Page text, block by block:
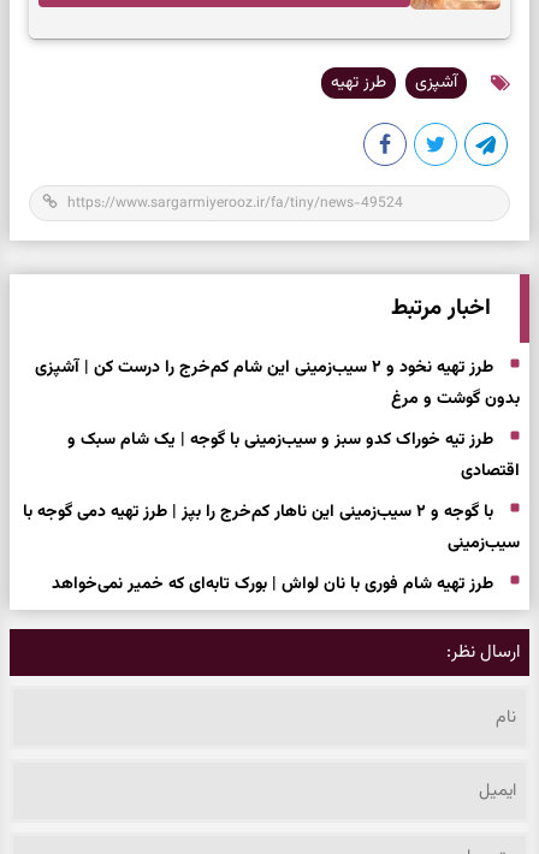
آشپزی طرز تهیه
اخبار مرتبط
طرز تهیه نخود و ۲ سیب‌زمینی این شام کم‌خرج را درست کن | آشپزی
بدون گوشت و مرغ
طرز تیه خوراک کدو سبز و سیب‌زمینی با گوجه | یک شام سبک و
اقتصادی
با گوجه و ۲ سیب‌زمینی این ناهار کم‌خرج را بپز | طرز تهیه دمی گوجه با
سیب‌زمینی
طرز تهیه شام فوری با نان لواش | بورک تابه‌ای که خمیر نمی‌خواهد
ارسال نظر: